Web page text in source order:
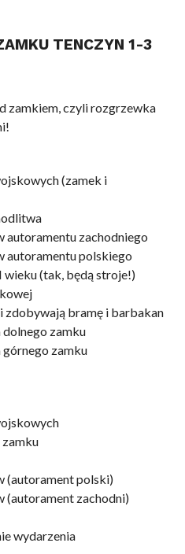
TENCZYN 1-3
zamkiem, czyli rozgrzewka
(zamek i
autoramentu zachodniego
autoramentu polskiego
wieku (tak, będą stroje!)
zdobywają bramę i barbakan
zamku
zamku
(autorament polski)
(autorament zachodni)
wydarzenia